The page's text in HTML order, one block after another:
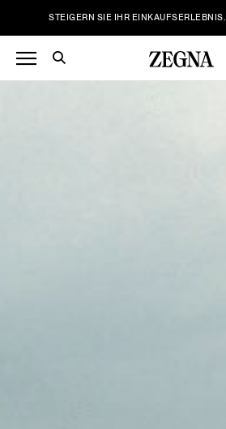
STEIGERN SIE IHR EINKAUFSERLEBNIS.